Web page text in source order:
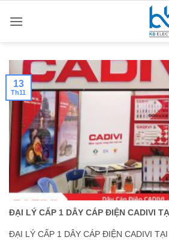
qua
ĐẠI LÝ CẤP 1 DÂY CÁP ĐIỆN CADIVI
ĐẠI LÝ CẤP 1 DÂY CÁP ĐIỆN CADIVI
13
Th11